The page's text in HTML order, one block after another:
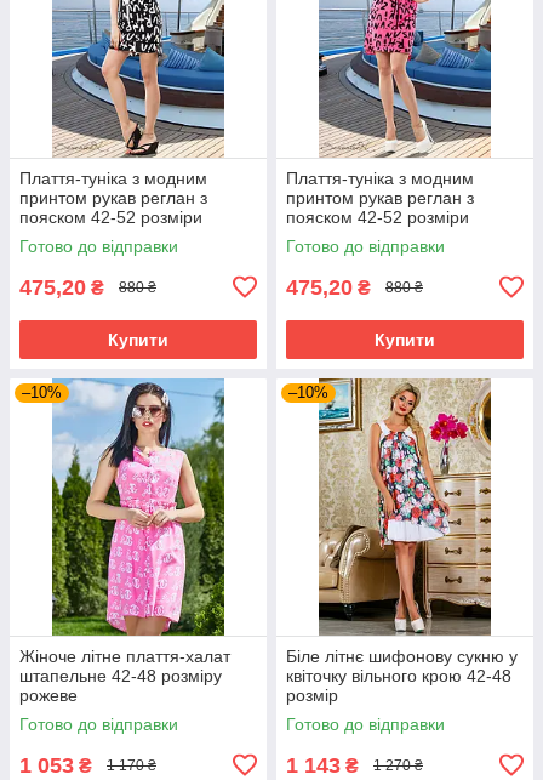
Плаття-туніка з модним
принтом рукав реглан з
пояском 42-52 розміри
Готово до відправки
475,20 ₴ 880 ₴
Купити
Плаття-туніка з модним
принтом рукав реглан з
пояском 42-52 розміри
Готово до відправки
475,20 ₴ 880 ₴
Купити
–10%
Жіноче літне плаття-халат
штапельне 42-48 розміру
рожеве
Готово до відправки
1 053 ₴ 1 170 ₴
–10%
Біле літнє шифонову сукню у
квіточку вільного крою 42-48
розмір
Готово до відправки
1 143 ₴ 1 270 ₴